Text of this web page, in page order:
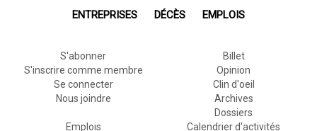
ENTREPRISES DÉCÈS EMPLOIS
S'abonner
S'inscrire comme membre
Se connecter
Nous joindre
Billet
Opinion
Clin d'oeil
Archives
Dossiers
Emplois
Calendrier d'activités